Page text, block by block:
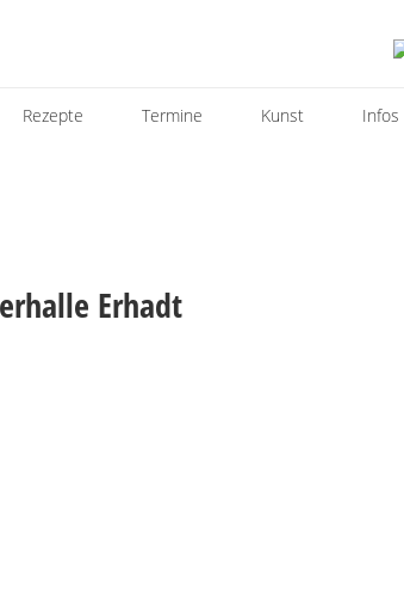
Rezepte Termine Kunst Infos
Erhadt